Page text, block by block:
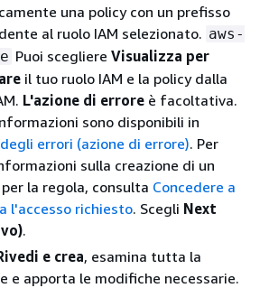
una policy con un prefisso
al ruolo IAM selezionato. aws-
Puoi scegliere Visualizza per
il tuo ruolo IAM e la policy dalla
L'azione di errore è facoltativa.
sono disponibili in
errori (azione di errore). Per
sulla creazione di un
la regola, consulta Concedere a
l'accesso richiesto. Scegli Next
.
e crea, esamina tutta la
e apporta le modifiche necessarie.